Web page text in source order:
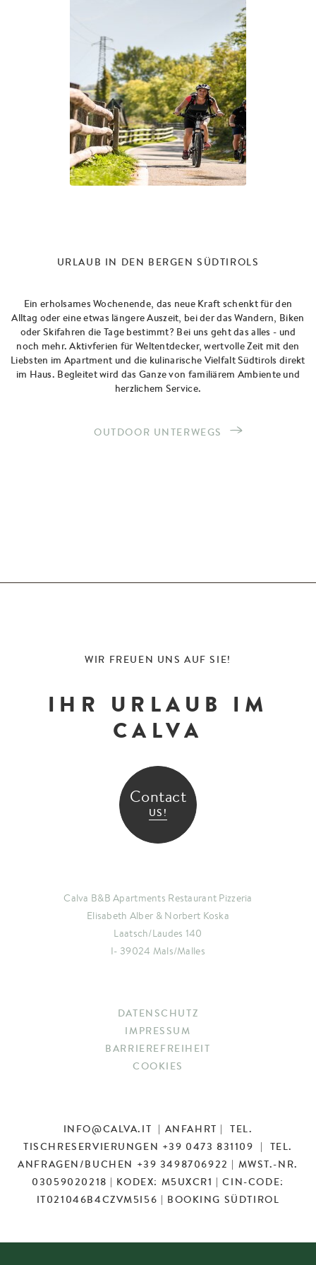
URLAUB IN DEN B ERGEN SÜDTIROLS
Ein erholsames Wochenende, das neue Kraft schenkt für den
Alltag oder eine etwas längere Auszeit, bei der das Wandern, Biken
oder Skifahren die Tage bestimmt? Bei uns geht das alles - und
noch mehr. Aktivferien für Weltentdecker, wertvolle Zeit mit den
Liebsten im Apartment und die kulinarische Vielfalt Südtirols direkt
im Haus. Begleitet wird das Ganze von familiärem Ambiente und
herzlichem Service.
OUTDOOR UNTERWEGS
Calva B&B Apartments Restaurant Pizzeria
Elisabeth Alber & Norbert Koska
Laatsch/Laudes 140
I- 39024 Mals/Malles
WIR FREUEN UNS AUF SIE!
IHR URLAUB IM
CALVA
Contact
US!
DATENSCHUTZ
IMPRESSUM
BARRIEREFREIHEIT
COOKIES
INFO@CALVA.IT | ANFAHRT | TEL.
TISCHRESERVIERUNGEN +39 0473 831109 | TEL.
ANFRAGEN/BUCHEN +39 3498706922 | MWST.-NR.
03059020218 | KODEX: M5UXCR1 | CIN-CODE:
IT021046B4CZVM5I56 | BOOKING SÜDTIROL